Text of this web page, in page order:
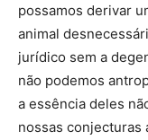
possamos derivar
animal
jurídico sem a
não podemos
a essência deles
nossas conjecturas